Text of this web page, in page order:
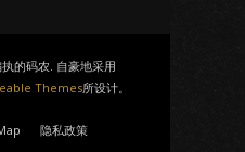
的码农. 自豪地采用
Themes所设计。
隐私政策